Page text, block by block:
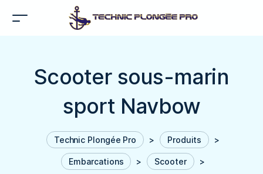
Scooter sous-marin
sport Navbow
Technic Plongée Pro > Produits >
Embarcations > Scooter >